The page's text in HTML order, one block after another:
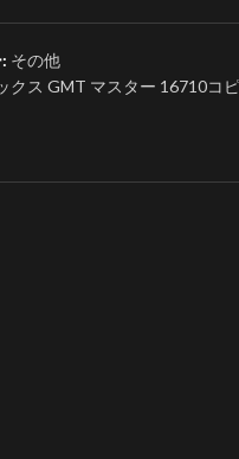
その他
クス GMT マスター 16710コ